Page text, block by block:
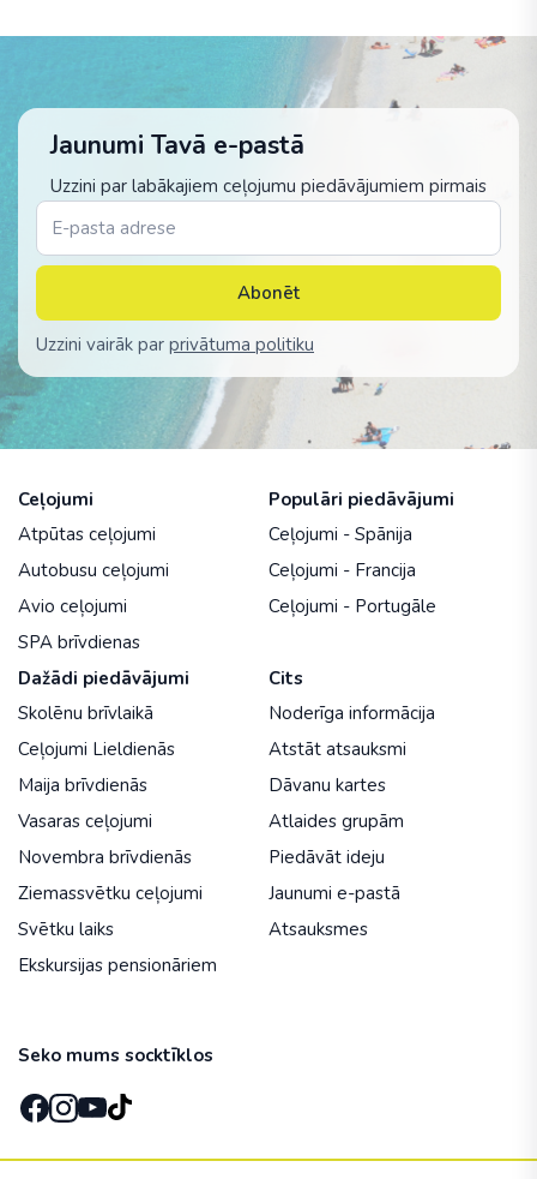
Jaunumi Tavā e-pastā
Uzzini par labākajiem ceļojumu piedāvājumiem pirmais
Abonēt
Uzzini vairāk par privātuma politiku
Ceļojumi
Atpūtas ceļojumi
Autobusu ceļojumi
Avio ceļojumi
SPA brīvdienas
Populāri piedāvājumi
Ceļojumi - Spānija
Ceļojumi - Francija
Ceļojumi - Portugāle
Dažādi piedāvājumi
Skolēnu brīvlaikā
Ceļojumi Lieldienās
Maija brīvdienās
Vasaras ceļojumi
Novembra brīvdienās
Ziemassvētku ceļojumi
Svētku laiks
Ekskursijas pensionāriem
Cits
Noderīga informācija
Atstāt atsauksmi
Dāvanu kartes
Atlaides grupām
Piedāvāt ideju
Jaunumi e-pastā
Atsauksmes
Seko mums socktīklos